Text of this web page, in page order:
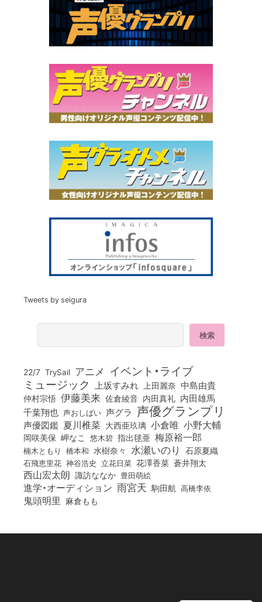
Tweets by seigura
22/7 TrySail アニメ イベント・ライブ
ミュージック 上坂すみれ 上田麗奈 中島由貴
仲村宗悟 伊藤美来 佐倉綾音 内田真礼 内田雄馬
千葉翔也 声おしばい 声グラ 声優グランプリ
声優図鑑 夏川椎菜 大西亜玖璃 小倉唯 小野大輔
岡咲美保 岬なこ 悠木碧 指出毬亜 梅原裕一郎
楠木ともり 橋本和 水樹奈々 水瀬いのり 石原夏織
石飛恵里花 神谷浩史 立花日菜 花澤香菜 蒼井翔太
西山宏太朗 諏訪ななか 豊田萌絵
進学・オーディション 雨宮天 駒田航 高橋李依
鬼頭明里 麻倉もも